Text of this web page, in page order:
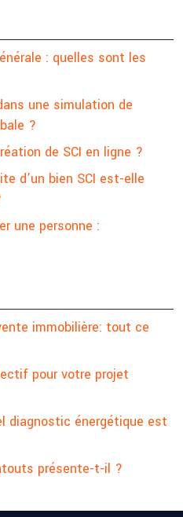
: quelles sont les
une simulation de
?
de SCI en ligne ?
d’un bien SCI est-elle
une personne :
immobilière: tout ce
pour votre projet
diagnostic énergétique est
présente-t-il ?